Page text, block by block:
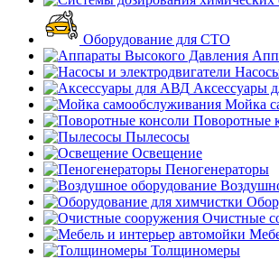
Оборудование для СТО
Аксессуары
Мойка
Поворотные
Пылесосы
Освещение
Пеногенераторы
Очистные
Толщиномеры